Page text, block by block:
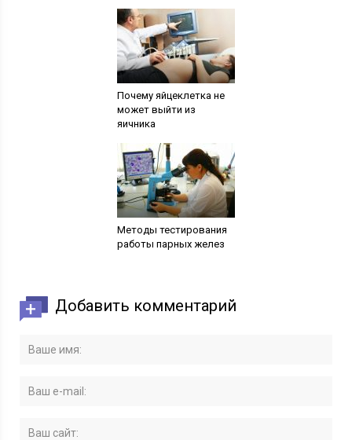
Почему яйцеклетка не
может выйти из
яичника
Методы тестирования
работы парных желез
Добавить комментарий